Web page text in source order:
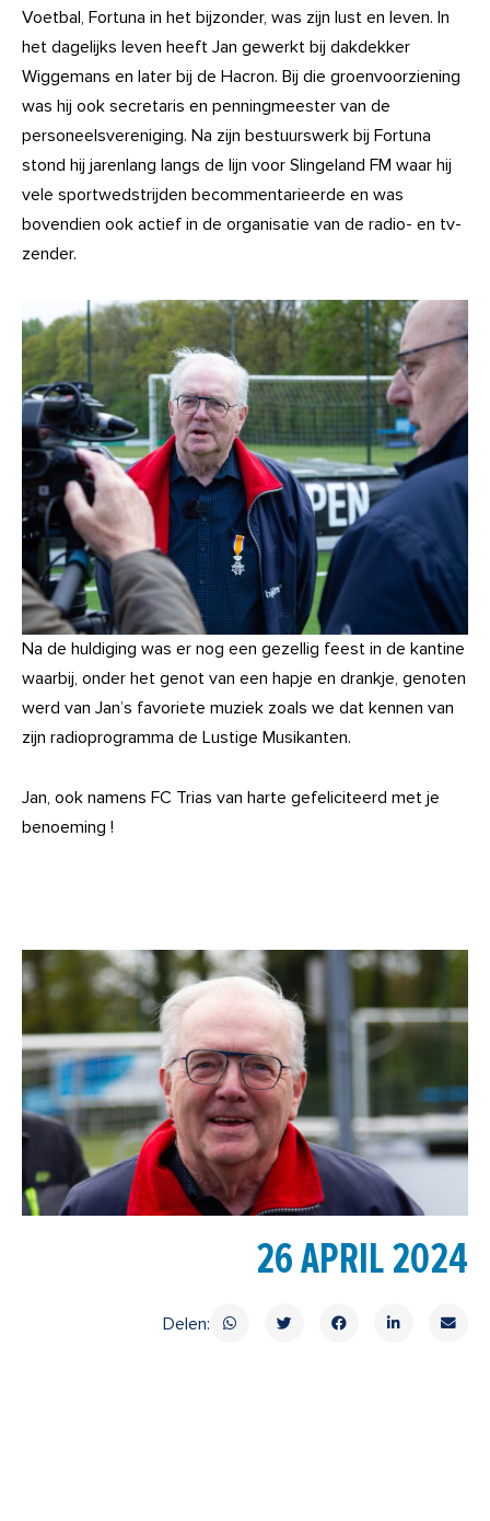
Voetbal, Fortuna in het bijzonder, was zijn lust en leven. In
het dagelijks leven heeft Jan gewerkt bij dakdekker
Wiggemans en later bij de Hacron. Bij die groenvoorziening
was hij ook secretaris en penningmeester van de
personeelsvereniging. Na zijn bestuurswerk bij Fortuna
stond hij jarenlang langs de lijn voor Slingeland FM waar hij
vele sportwedstrijden becommentarieerde en was
bovendien ook actief in de organisatie van de radio- en tv-
zender.
Na de huldiging was er nog een gezellig feest in de kantine
waarbij, onder het genot van een hapje en drankje, genoten
werd van Jan’s favoriete muziek zoals we dat kennen van
zijn radioprogramma de Lustige Musikanten.
Jan, ook namens FC Trias van harte gefeliciteerd met je
benoeming !
26 APRIL 2024
Delen: